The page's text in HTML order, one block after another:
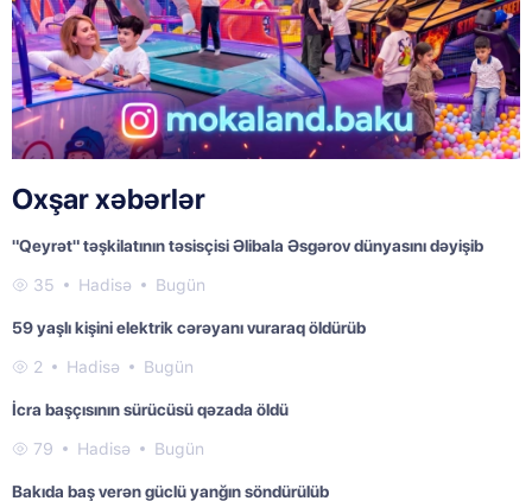
Oxşar xəbərlər
"Qeyrət" təşkilatının təsisçisi Əlibala Əsgərov dünyasını dəyişib
35 Hadisə Bugün
59 yaşlı kişini elektrik cərəyanı vuraraq öldürüb
2 Hadisə Bugün
İcra başçısının sürücüsü qəzada öldü
79 Hadisə Bugün
Bakıda baş verən güclü yanğın söndürülüb